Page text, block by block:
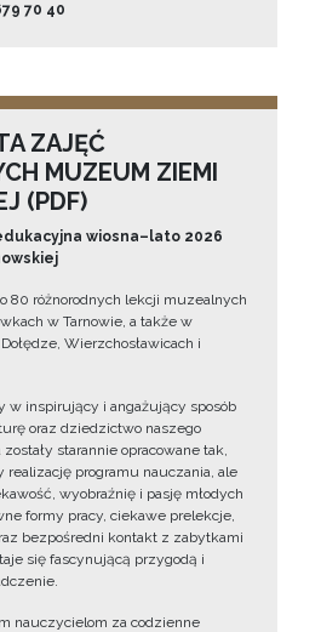
70 40
ZAJĘĆ
MUZEUM ZIEMI
(PDF)
wiosna–lato 2026
80 różnorodnych lekcji muzealnych
w Tarnowie, a także w
Wierzchosławicach i
w inspirujący i angażujący sposób
oraz dziedzictwo naszego
starannie opracowane tak,
realizację programu nauczania, ale
wyobraźnię i pasję młodych
formy pracy, ciekawe prelekcje,
bezpośredni kontakt z zabytkami
się fascynującą przygodą i
nauczycielom za codzienne